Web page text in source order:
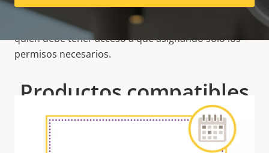
administradores, administradores de contenido y
otros usuarios, lo que significa que usted controla
quién debe tener acceso a qué asignando solo los
permisos necesarios.
Productos compatibles
Personalice, mejore y añada funcionalidad a su